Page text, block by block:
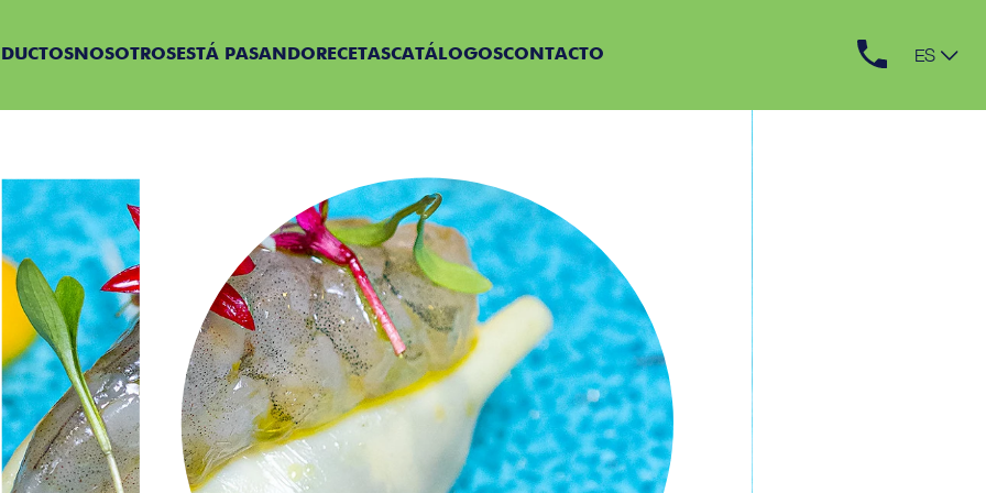
NOSOTROSESTÁ PASANDO RECETASCATÁLOGOSCONTACTO ES